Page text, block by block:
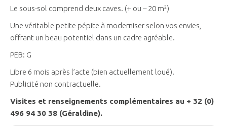
Le sous-sol comprend deux caves. (+ ou – 20 m²)
Une véritable petite pépite à moderniser selon vos envies,
offrant un beau potentiel dans un cadre agréable.
PEB: G
Libre 6 mois après l’acte (bien actuellement loué).
Publicité non contractuelle.
Visites et renseignements complémentaires au + 32 (0)
496 94 30 38 (Géraldine).